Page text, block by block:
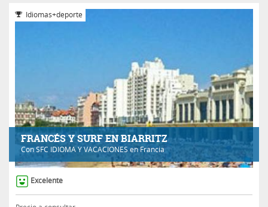
FRANCÉS Y SURF EN BIARRITZ
ConSFC IDIOMA Y VACACIONESen Francia
Idiomas+deporte
Excelente